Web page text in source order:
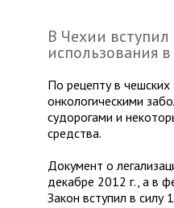
В Чехии вступил
использования
По рецепту в
онкологическими
судорогами и
средства.
Документ о
декабре 2012 г., а в
Закон вступил в силу